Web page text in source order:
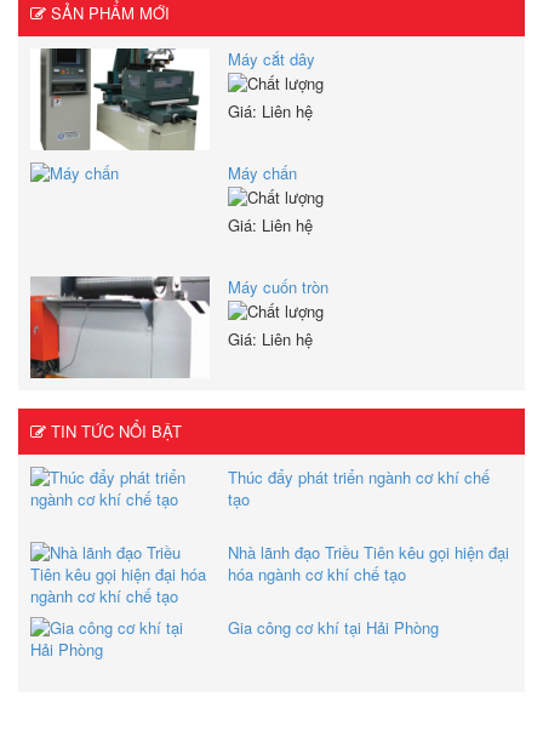
SẢN PHẨM MỚI
Máy cắt dây
Giá: Liên hệ
Máy chấn
Giá: Liên hệ
Máy cuốn tròn
Giá: Liên hệ
TIN TỨC NỔI BẬT
Thúc đẩy phát triển ngành cơ khí chế
tạo
Nhà lãnh đạo Triều Tiên kêu gọi hiện đại
hóa ngành cơ khí chế tạo
Gia công cơ khí tại Hải Phòng